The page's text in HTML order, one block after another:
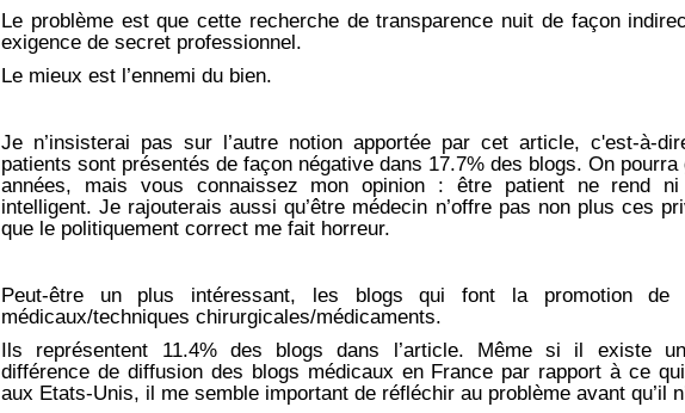
Le problème est que cette recherche de transparence nuit de façon
exigence de secret professionnel.
Le mieux est l’ennemi du bien.
Je n’insisterai pas sur l’autre notion apportée par cet article, c'est-à-
patients sont présentés de façon négative dans 17.7% des blogs. On pourra
années, mais vous connaissez mon opinion : être patient ne rend
intelligent. Je rajouterais aussi qu’être médecin n’offre pas non plus ces
que le politiquement correct me fait horreur.
Peut-être un plus intéressant, les blogs qui font la promotion de
médicaux/techniques chirurgicales/médicaments.
Ils représentent 11.4% des blogs dans l’article. Même si il existe
différence de diffusion des blogs médicaux en France par rapport à ce
aux Etats-Unis, il me semble important de réfléchir au problème avant qu’il